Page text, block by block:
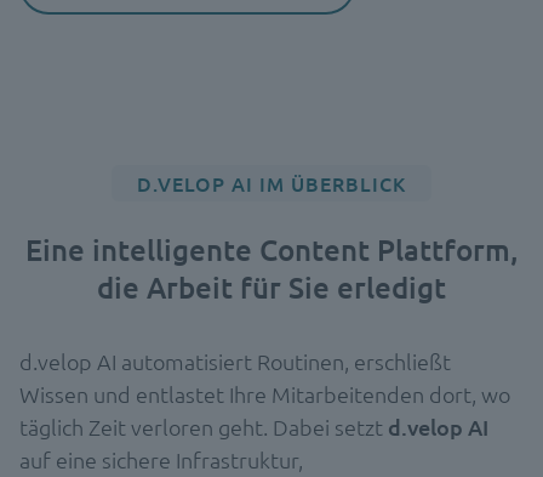
D.VELOP AI IM ÜBERBLICK
Eine intelligente Content Plattform,
die Arbeit für Sie erledigt
d.velop AI automatisiert Routinen, erschließt
Wissen und entlastet Ihre Mitarbeitenden dort, wo
täglich Zeit verloren geht. Dabei setzt d.velop AI
auf eine sichere Infrastruktur,